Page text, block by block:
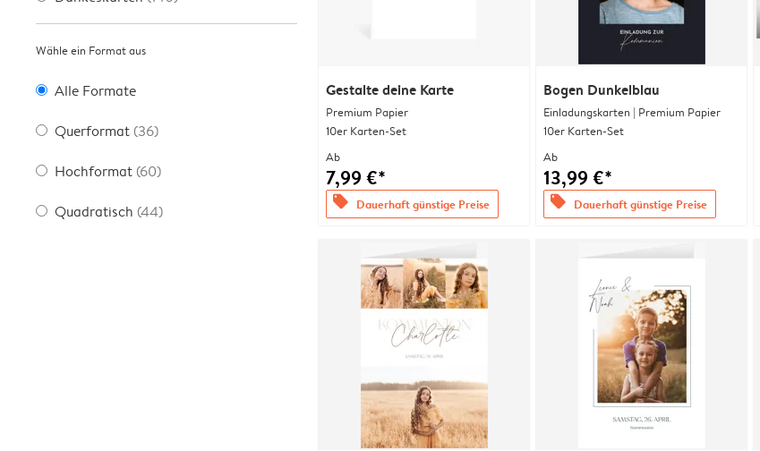
Wähle ein Format aus
Alle Formate
Querformat (36)
Hochformat (60)
Quadratisch (44)
Gestalte deine Karte
Premium Papier
10er Karten-Set
Ab
7,99 €*
offers Dauerhaft günstige Preise
Bogen Dunkelblau
Einladungskarten | Premium Papier
10er Karten-Set
Ab
13,99 €*
offers Dauerhaft günstige Preise